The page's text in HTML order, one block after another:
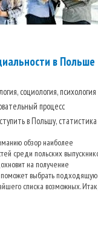
в Польше
социология, психология
процесс
в Польшу, статистика
обзор наиболее
среди польских
на получение
выбрать подходящую
списка возможных. Итак,